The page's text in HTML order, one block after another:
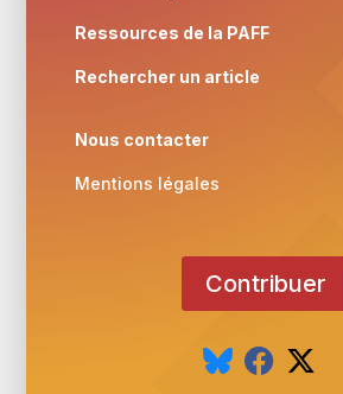
Ressources de la PAFF
Rechercher un article
Nous contacter
Mentions légales
Contribuer